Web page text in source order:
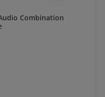
Combination